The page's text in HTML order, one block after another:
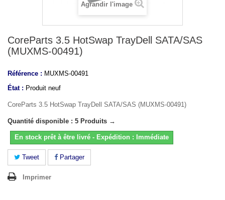
Agrandir l'image
CoreParts 3.5 HotSwap TrayDell SATA/SAS
(MUXMS-00491)
Référence : MUXMS-00491
État : Produit neuf
CoreParts 3.5 HotSwap TrayDell SATA/SAS (MUXMS-00491)
Quantité disponible : 5 Produits →
En stock prêt à être livré - Expédition : Immédiate
Tweet Partager
Imprimer